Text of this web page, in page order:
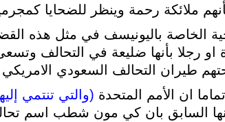
ملائكة رحمة وينظر للضحايا
الخاصة باليونيسف في مثل هذه
او رجلا بأنها ضليعة في التحالف
طيران التحالف السعودي الامريكي
ان الأمم المتحدة (والتي تنتمي
السابق بان كي مون شطب اسم